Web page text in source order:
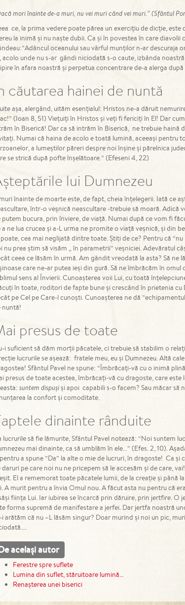
mori înainte de-a muri, nu vei muri când vei muri.” (Sfântul
ce, la prima vedere poate părea un exercițiu de dicție,
la inimă și nu naște dubii. Ca și în povestea în care
oceanului sau vârful munților n-ar descuraja
acolo unde nu s-ar gândi niciodată s-o caute, izbânda
în afara noastră și perpetua concentrare de-a alerga
căutarea hainei de nuntă
așa, alergând, uităm esențialul: Hristos ne-a dăruit
(Ioan 8, 51) Viețuiți în Hristos și veți fi fericiți în El! Dar
în Biserică! Dar ca să intrăm în Biserică, ne trebuie haină
Numai că haina de acolo e toată lumină, aceeași pentru
a lumeștilor păreri despre noi înșine și părelnica
se strică după pofte înșelătoare.” (Efeseni 4, 22)
lui Dumnezeu
înainte de moarte este, de fapt, cheia înțelegerii. Iată ce
într-o veșnică neascultare -trebuie să moară.
putem bucura, prin înviere, de viață. Numai după ce vom fi
a ne lua crucea și a-L urma ne promite o viață veșnică, și din
cea mai neglijată dintre toate. Știți de ce? Pentru că
nu prea știm să visăm „ în parametrii” veșniciei. Adevăratul
ceea ce lăsăm în urmă. Am gândit vreodată la asta? Să ne
care ne-ar putea ieși din gură. Să ne îmbrăcăm în omul
sens al Învierii. Cunoașterea voii Lui, cu toată
în toate, roditori de fapte bune și crescând în prietenia
pe Cel pe Care-l cunoști. Cunoașterea ne dă
nuntă!
presus de toate
i suficient să dăm morții păcatele, ci trebuie să stabilim o
lucrurile se așează: fratele meu, eu și Dumnezeu. Altă
Sfântul Pavel ne spune: “Îmbrăcați-vă cu o inimă
presus de toate acestea, îmbrăcați-vă cu dragoste, care
suntem dispușiși apoi capabili s-o facem? Sau măcar să
la confort și comoditate.
dinainte rânduite
lucrurile să fie lămurite, Sfântul Pavel notează: “Noi suntem
mai dinainte, ca să umblăm în ele…” (Efes. 2, 10).
a spune ”Da” la alte o mie de lucruri, în dragoste! Ca
daruri pe care noi nu ne pricepem să le accesăm și de care,
El a rememorat toate păcatele lumii, de la creație și până
A murit pentru a învia Omul nou. A făcut asta nu pentru că
ființa Lui. Iar iubirea se încarcă prin dăruire, prin jertfire.
forma supremă de manifestare a jerfei. Dar jertfa noastră
i arătăm că nu –L lăsăm singur? Doar murind și noi un pic,
același autor
Ferestre spre suflete
Lumina din suflet, stăruitoare lumină…
Renașterea unei biserici